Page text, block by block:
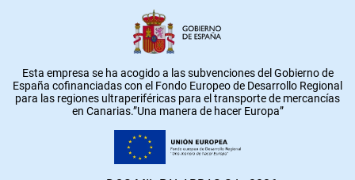
Esta empresa se ha acogido a las subvenciones del Gobierno de
España cofinanciadas con el Fondo Europeo de Desarrollo Regional
para las regiones ultraperiféricas para el transporte de mercancías
en Canarias.”Una manera de hacer Europa”